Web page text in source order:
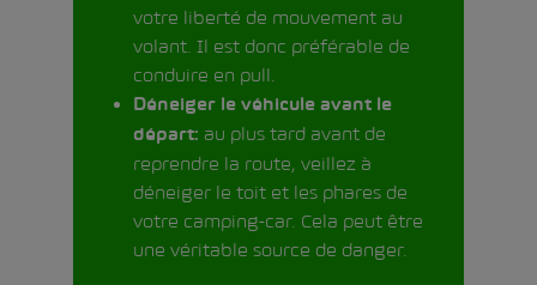
votre liberté de mouvement au
volant. Il est donc préférable de
conduire en pull.
Déneiger le véhicule avant le
départ: au plus tard avant de
reprendre la route, veillez à
déneiger le toit et les phares de
votre camping-car. Cela peut être
une véritable source de danger.